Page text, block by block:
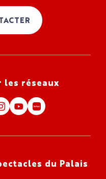
les réseaux
du Palais